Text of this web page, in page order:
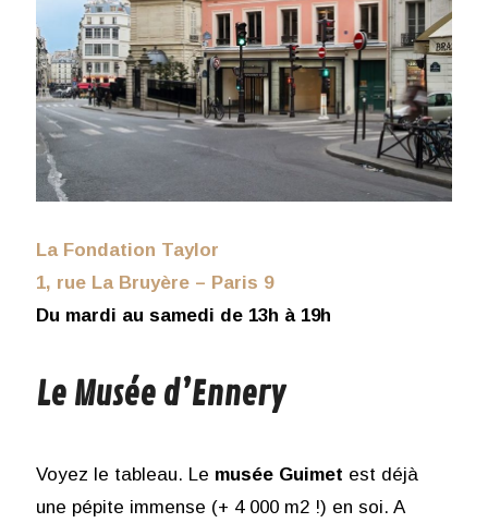
La Fondation Taylor
1, rue La Bruyère – Paris 9
Du mardi au samedi de 13h à 19h
Le Musée d’Ennery
Voyez le tableau. Le musée Guimet est déjà
une pépite immense (+ 4 000 m2 !) en soi. A